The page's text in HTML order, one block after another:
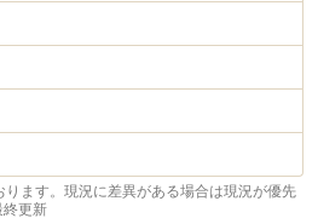
ります。現況に差異がある場合は現況が優先
更新